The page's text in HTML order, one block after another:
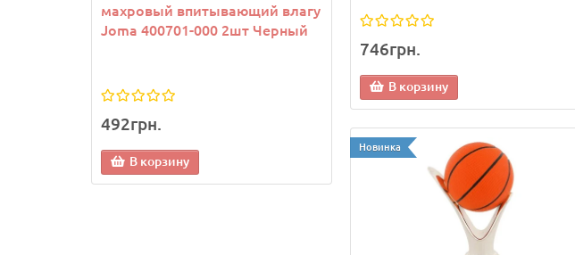
махровый впитывающий влагу
Joma 400701-000 2шт Черный
492грн.
В корзину
Joma 400635-002 Оранжевый
1 139грн.
В корзину
746грн.
В корзину
Новинка